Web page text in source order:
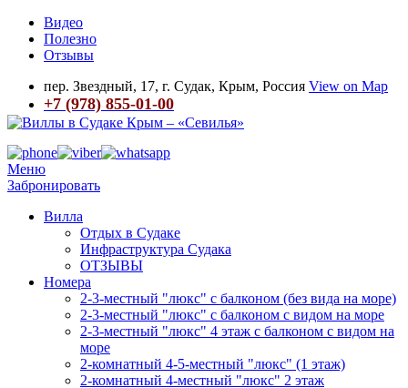
Видео
Полезно
Отзывы
пер. Звездный, 17, г. Судак, Крым, Россия View on Map
+7 (978) 855-01-00
Меню
Забронировать
Вилла
Отдых в Судаке
Инфраструктура Судака
ОТЗЫВЫ
Номера
2-3-местный "люкс" с балконом (без вида на море)
2-3-местный "люкс" с балконом с видом на море
2-3-местный "люкс" 4 этаж с балконом с видом на
море
2-комнатный 4-5-местный "люкс" (1 этаж)
2-комнатный 4-местный "люкс" 2 этаж